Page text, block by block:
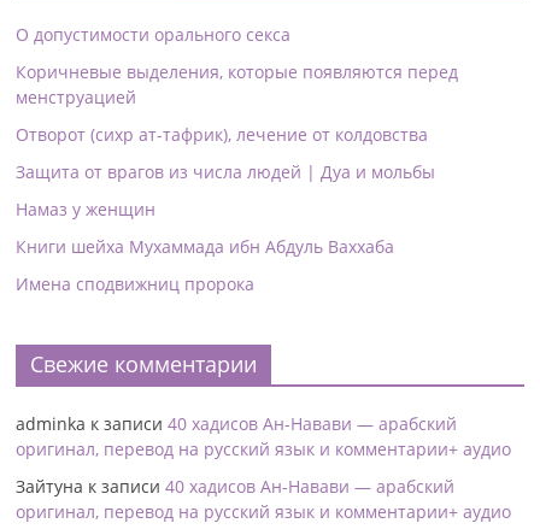
О допустимости орального секса
Коричневые выделения, которые появляются перед
менструацией
Отворот (сихр ат-тафрик), лечение от колдовства
Защита от врагов из числа людей | Дуа и мольбы
Намаз у женщин
Книги шейха Мухаммада ибн Абдуль Ваххаба
Имена сподвижниц пророка
Свежие комментарии
adminka к записи40 хадисов Ан-Навави — арабский
оригинал, перевод на русский язык и комментарии+ аудио
Зайтуна к записи40 хадисов Ан-Навави — арабский
оригинал, перевод на русский язык и комментарии+ аудио